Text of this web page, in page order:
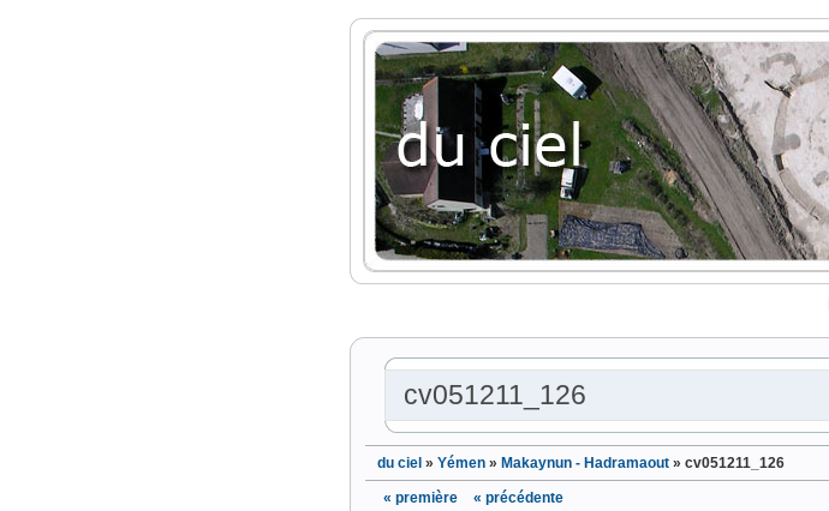
cv051211_126
du ciel » Yémen » Makaynun - Hadramaout » cv051211_126
« première « précédente